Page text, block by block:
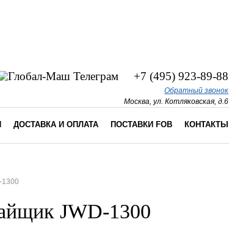
+7 (495) 923-89-88
Обратный звонок
Москва, ул. Котляковская, д.6
ДОСТАВКА И ОПЛАТА ПОСТАВКИ FOB КОНТАКТЫ
1300
JWD-1300